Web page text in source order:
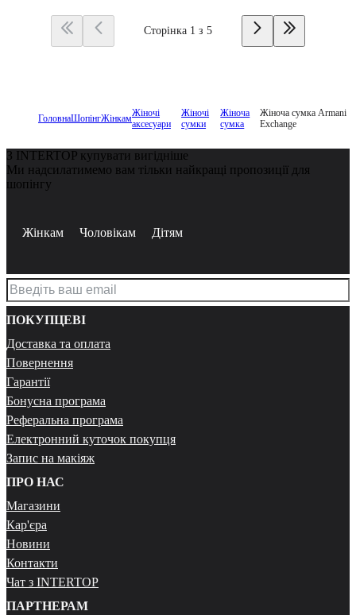
Сторінка 1 з 5
ГоловнаШопінгЖінкамЖіночі
аксесуари
Жіночі
сумки
Жіноча
сумка
Жіноча сумка Armani
Exchange
З INTERTOP купувати вигідніше
Ми надсилатимемо вам тільки найкращі пропозиції для
шопінгу
Жінкам Чоловікам Дітям
ПОКУПЦЕВІ
Доставка та оплата
Повернення
Гарантії
Бонусна програма
Реферальна програма
Електронний куточок покупця
Запис на макіяж
ПРО НАС
Магазини
Кар'єра
Новини
Контакти
Чат з INTERTOP
ПАРТНЕРАМ